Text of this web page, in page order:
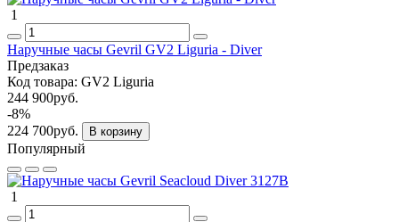
1
Наручные часы Gevril GV2 Liguria - Diver
Предзаказ
Код товара: GV2 Liguria
244 900руб.
-8%
224 700руб.
В корзину
Популярный
1